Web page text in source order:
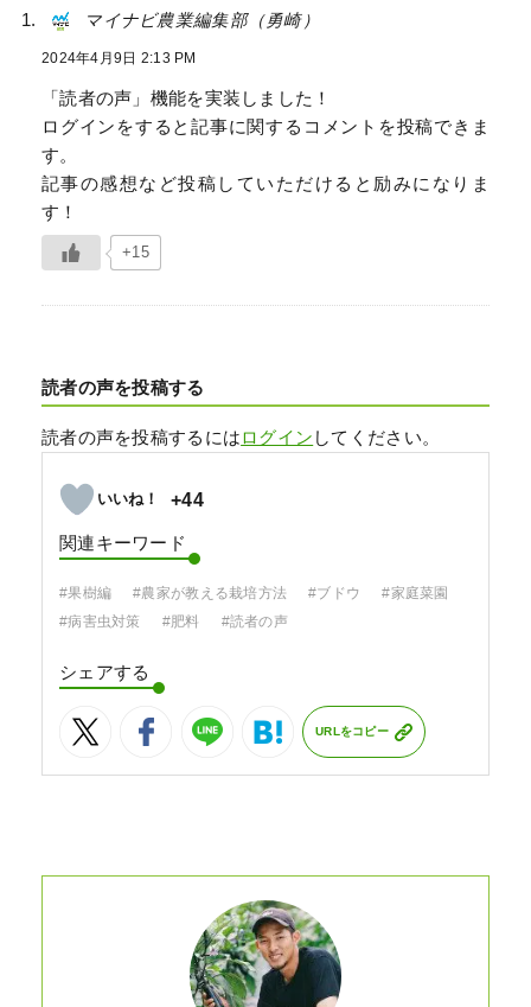
マイナビ農業編集部（勇崎）
2024年4月9日 2:13 PM
「読者の声」機能を実装しました！
ログインをすると記事に関するコメントを投稿できま
す。
記事の感想など投稿していただけると励みになりま
す！
+15
読者の声を投稿する
読者の声を投稿するにはログイン してください。
+44
関連キーワード
#果樹編 #農家が教える栽培方法 #ブドウ
#家庭菜園
#病害虫対策
#肥料 #読者の声
シェアする
URLをコピー